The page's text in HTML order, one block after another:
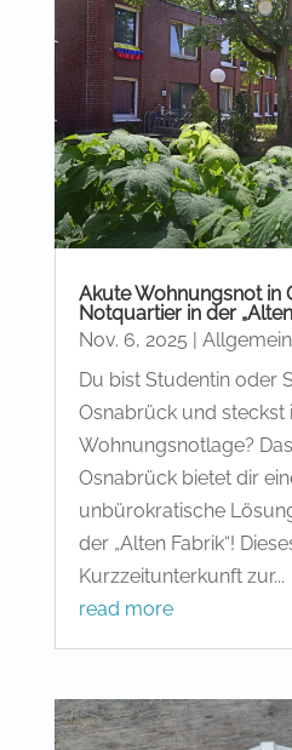
Akute Wohnungsnot in
Notquartier in der
Nov. 6, 2025
Allgemein
Du bist Studentin oder
Osnabrück und steckst
Wohnungsnotlage?
Osnabrück bietet dir
unbürokratische
der „Alten Fabrik“!
Kurzzeitunterkunft zur...
read more